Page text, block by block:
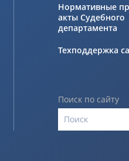
Нормативные
акты Судебного
департамента
Техподдержка
Поиск по сайту